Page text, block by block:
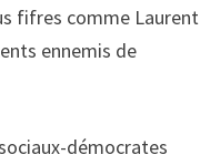
fifres comme Laurent
ennemis de
démocrates